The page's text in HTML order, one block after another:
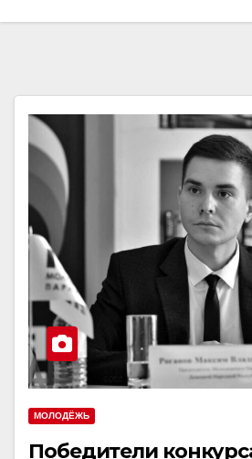
МОЛОДЁЖЬ
Победители